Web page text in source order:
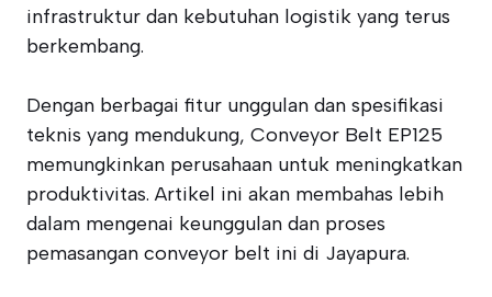
infrastruktur dan kebutuhan logistik yang terus
berkembang.
Dengan berbagai fitur unggulan dan spesifikasi
teknis yang mendukung, Conveyor Belt EP125
memungkinkan perusahaan untuk meningkatkan
produktivitas. Artikel ini akan membahas lebih
dalam mengenai keunggulan dan proses
pemasangan conveyor belt ini di Jayapura.